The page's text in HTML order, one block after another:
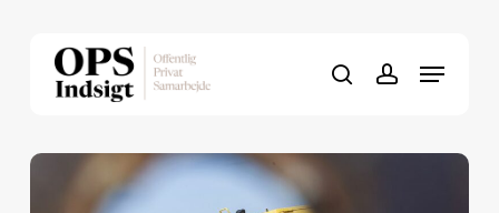
searchaccount
MenuClose